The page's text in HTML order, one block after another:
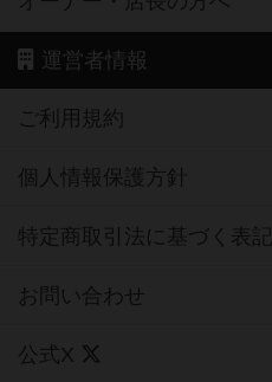
運営者情報
ご利用規約
個人情報保護方針
特定商取引法に基づく表記
お問い合わせ
公式X